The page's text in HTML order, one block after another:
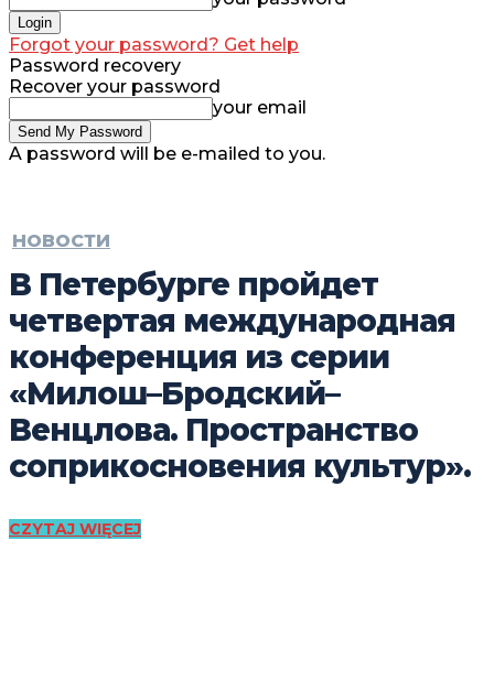
Forgot your password? Get help
Password recovery
Recover your password
your email
A password will be e-mailed to you.
НОВОСТИ
В Петербурге пройдет
четвертая международная
конференция из серии
«Милош–Бродский–
Венцлова. Пространство
соприкосновения культур».
CZYTAJ WIĘCEJ